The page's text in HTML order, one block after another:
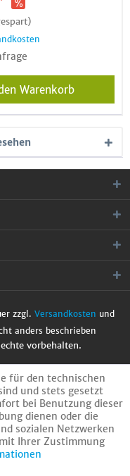
Warenkorb
zzgl. Versandkosten und
anders beschrieben
vorbehalten.
für den technischen
und stets gesetzt
bei Benutzung dieser
dienen oder die
sozialen Netzwerken
Ihrer Zustimmung